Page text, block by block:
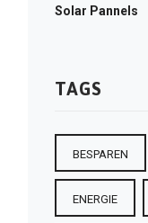
Solar Pannels
TAGS
BESPAREN
ENERGIE